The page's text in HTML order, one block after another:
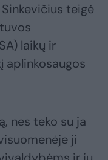
teigė
laikų ir
nes teko su ja
ji